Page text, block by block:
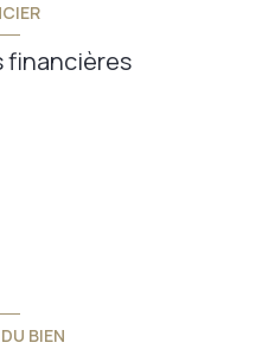
financières
BIEN